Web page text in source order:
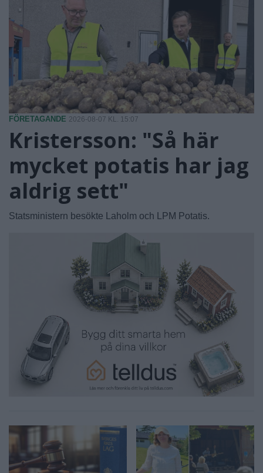
FÖRETAGANDE 2026-08-07 KL. 15:07
Kristersson: "Så här
mycket potatis har jag
aldrig sett"
Statsministern besökte Laholm och LPM Potatis.